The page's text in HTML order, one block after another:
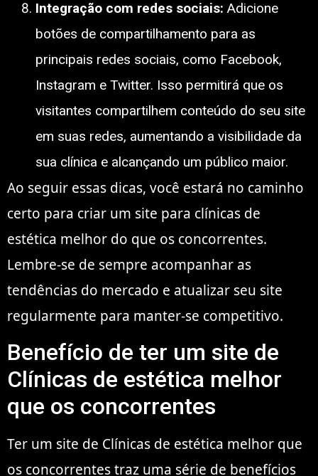
Integração com redes sociais: Adicione
botões de compartilhamento para as
principais redes sociais, como Facebook,
Instagram e Twitter. Isso permitirá que os
visitantes compartilhem conteúdo do seu site
em suas redes, aumentando a visibilidade da
sua clínica e alcançando um público maior.
Ao seguir essas dicas, você estará no caminho
certo para criar um site para clínicas de
estética melhor do que os concorrentes.
Lembre-se de sempre acompanhar as
tendências do mercado e atualizar seu site
regularmente para manter-se competitivo.
Benefício de ter um site de
Clínicas de estética melhor
que os concorrentes
Ter um site de Clínicas de estética melhor que
os concorrentes traz uma série de benefícios